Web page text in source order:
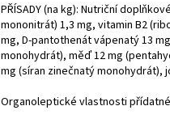
PŘÍSADY (na kg): Nutriční
mononitrát) 1,3 mg, vitamin B2
mg, D-pantothenát vápenatý 13
monohydrát), měď 12 mg
mg (síran zinečnatý monohydrát),
Organoleptické vlastnosti